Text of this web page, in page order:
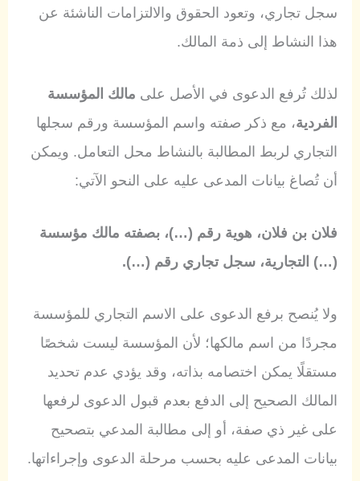
سجل تجاري، وتعود الحقوق والالتزامات الناشئة عن
هذا النشاط إلى ذمة المالك.
لذلك تُرفع الدعوى في الأصل على مالك المؤسسة
الفردية، مع ذكر صفته واسم المؤسسة ورقم سجلها
التجاري لربط المطالبة بالنشاط محل التعامل. ويمكن
أن تُصاغ بيانات المدعى عليه على النحو الآتي:
فلان بن فلان، هوية رقم (…)، بصفته مالك مؤسسة
(…) التجارية، سجل تجاري رقم (…).
ولا يُنصح برفع الدعوى على الاسم التجاري للمؤسسة
مجردًا من اسم مالكها؛ لأن المؤسسة ليست شخصًا
مستقلًا يمكن اختصامه بذاته، وقد يؤدي عدم تحديد
المالك الصحيح إلى الدفع بعدم قبول الدعوى لرفعها
على غير ذي صفة، أو إلى مطالبة المدعي بتصحيح
بيانات المدعى عليه بحسب مرحلة الدعوى وإجراءاتها.